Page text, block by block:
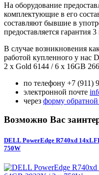
На оборудование
комплектующие в его
составляют бывшие в
предоставляется гарантия
В случае возникновения
работой купленного у нас
2 x Gold 6144 / 6 x 16GB
по телефону +7 (911)
электронной почте
через форму обратной
Возможно Вас
DELL PowerEdge R740xd
750W